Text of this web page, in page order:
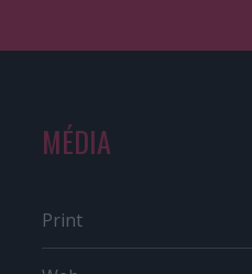
MÉDIA
Print